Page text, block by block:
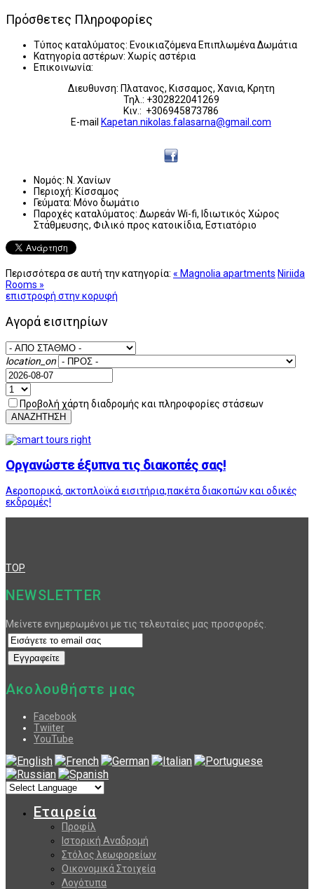
Πρόσθετες Πληροφορίες
Τύπος καταλύματος: Ενοικιαζόμενα Επιπλωμένα Δωμάτια
Κατηγορία αστέρων: Χωρίς αστέρια
Επικοινωνία:
Διευθυνση: Πλατανος, Κισσαμος, Χανια, Κρητη
Τηλ.: +302822041269
Κιν.: +306945873786
E-mail Kapetan.nikolas.falasarna@gmail.com
Νομός: Ν. Χανίων
Περιοχή: Κίσσαμος
Γεύματα: Μόνο δωμάτιο
Παροχές καταλύματος: Δωρεάν Wi-fi, Ιδιωτικός Χώρος
Στάθμευσης, Φιλικό προς κατοικίδια, Εστιατόριο
Περισσότερα σε αυτή την κατηγορία: « Magnolia apartments Niriida
Rooms »
επιστροφή στην κορυφή
Αγορά εισιτηρίων
location_on
Προβολή χάρτη διαδρομής και πληροφορίες στάσεων
ΑΝΑΖΗΤΗΣΗ
Οργανώστε έξυπνα τις διακοπές σας!
Αεροπορικά, ακτοπλοϊκά εισιτήρια,πακέτα διακοπών και οδικές
εκδρομές!
TOP
NEWSLETTER
Μείνετε ενημερωμένοι με τις τελευταίες μας προσφορές.
Ακολουθήστε μας
Facebook
Twiiter
YouTube
Εταιρεία
Προφίλ
Ιστορική Αναδρομή
Στόλος λεωφορείων
Οικονομικά Στοιχεία
Λογότυπα